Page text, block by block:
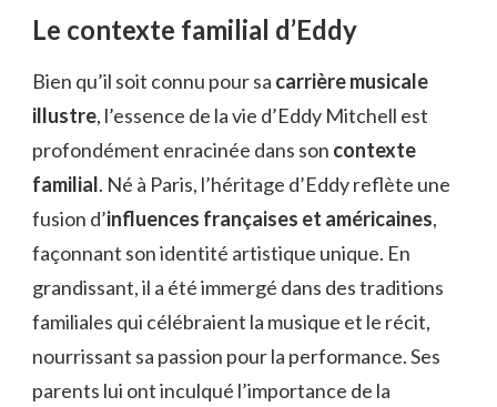
Le contexte familial d’Eddy
Bien qu’il soit connu pour sa carrière musicale
illustre, l’essence de la vie d’Eddy Mitchell est
profondément enracinée dans son contexte
familial. Né à Paris, l’héritage d’Eddy reflète une
fusion d’influences françaises et américaines,
façonnant son identité artistique unique. En
grandissant, il a été immergé dans des traditions
familiales qui célébraient la musique et le récit,
nourrissant sa passion pour la performance. Ses
parents lui ont inculqué l’importance de la